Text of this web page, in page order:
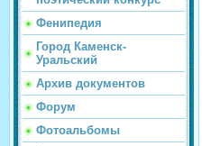
Фенипедия
Город Каменск-
Уральский
Архив документов
Форум
Фотоальбомы